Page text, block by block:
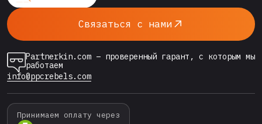
Связаться с нами
Partnerkin.com – проверенный гарант, с которым мы
работаем
info@ppcrebels.com
Принимаем оплату через